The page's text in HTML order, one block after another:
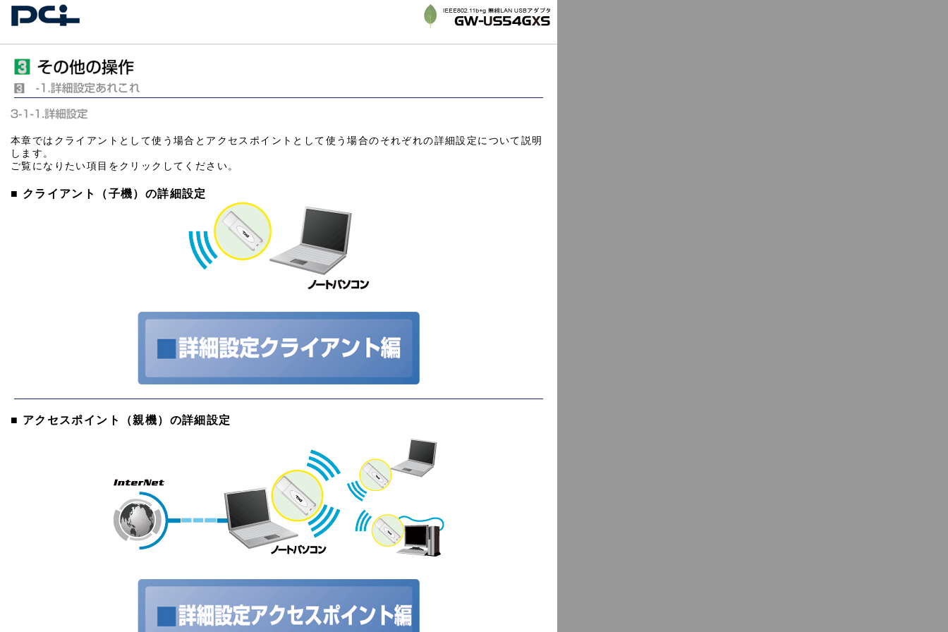
本章ではクライアントとして使う場合とアクセスポイントとして使う場合のそれぞれの詳細設定について説明
します。
ご覧になりたい項目をクリックしてください。
■ クライアント（子機）の詳細設定
■ アクセスポイント（親機）の詳細設定